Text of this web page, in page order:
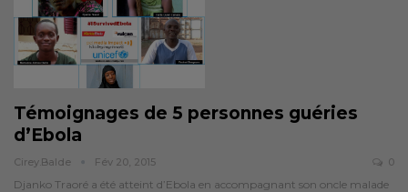
Témoignages de 5 personnes guéries
d’Ebola
Cirey.balde Fév 20, 2015 0
Djanko Traoré a été atteint d’Ebola en accompagnant son oncle malade